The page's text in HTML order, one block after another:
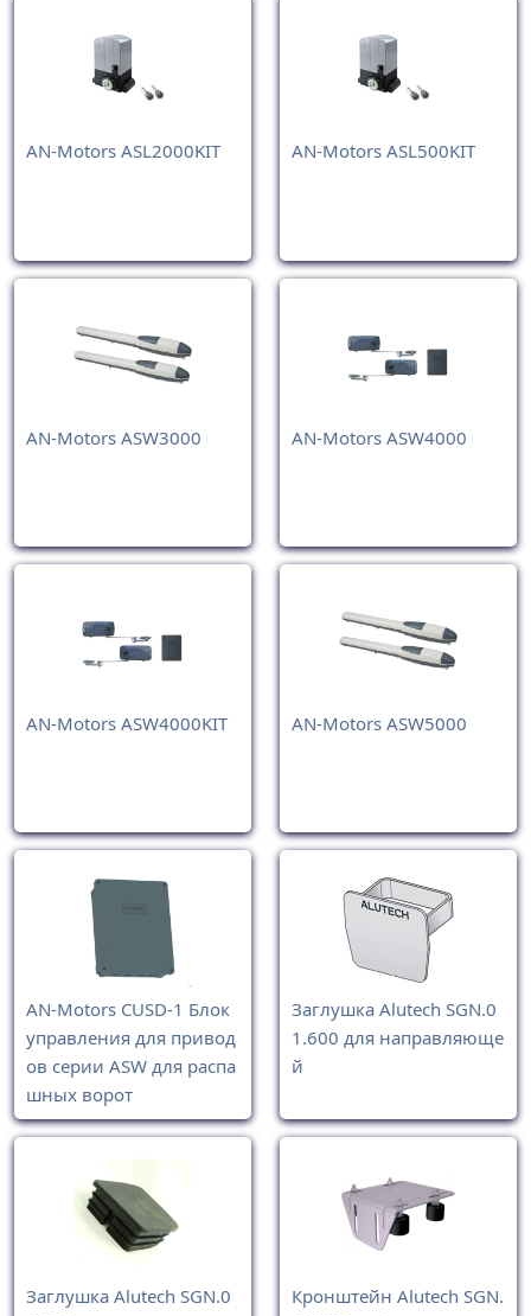
AN-Motors ASL2000KIT AN-Motors ASL500KIT
AN-Motors ASW3000 AN-Motors ASW4000
AN-Motors ASW4000KIT AN-Motors ASW5000
AN-Motors CUSD-1 Блок
управления для привод
ов серии ASW для распа
шных ворот
Заглушка Alutech SGN.0
1.600 для направляюще
й
Заглушка Alutech SGN.0
Кронштейн Alutech SGN.